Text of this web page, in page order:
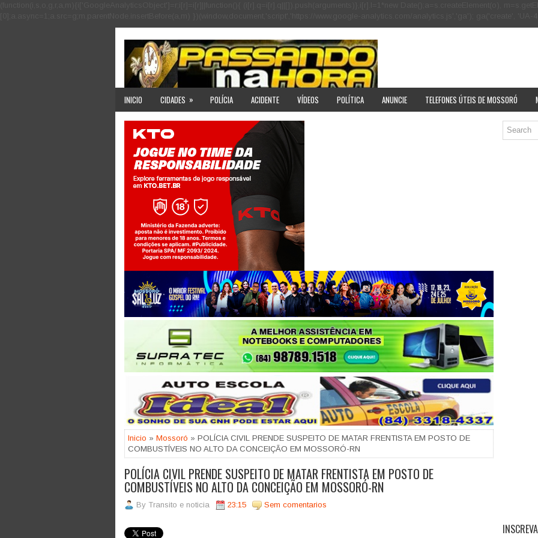
INICIO CIDADES » POLÍCIA ACIDENTE VÍDEOS POLÍTICA ANUNCIE TELEFONES ÚTEIS DE MOSSORÓ
Jogue com responsabilidade. 18+
Inicio » Mossoró » POLÍCIA CIVIL PRENDE SUSPEITO DE MATAR FRENTISTA EM POSTO DE
COMBUSTÍVEIS NO ALTO DA CONCEIÇÃO EM MOSSORÓ-RN
POLÍCIA CIVIL PRENDE SUSPEITO DE MATAR FRENTISTA EM POSTO DE
COMBUSTÍVEIS NO ALTO DA CONCEIÇÃO EM MOSSORÓ-RN
By Transito e noticia 23:15 Sem comentarios